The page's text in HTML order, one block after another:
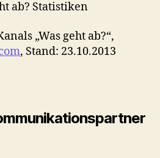
„Was geht ab?“,
, Stand: 23.10.2013